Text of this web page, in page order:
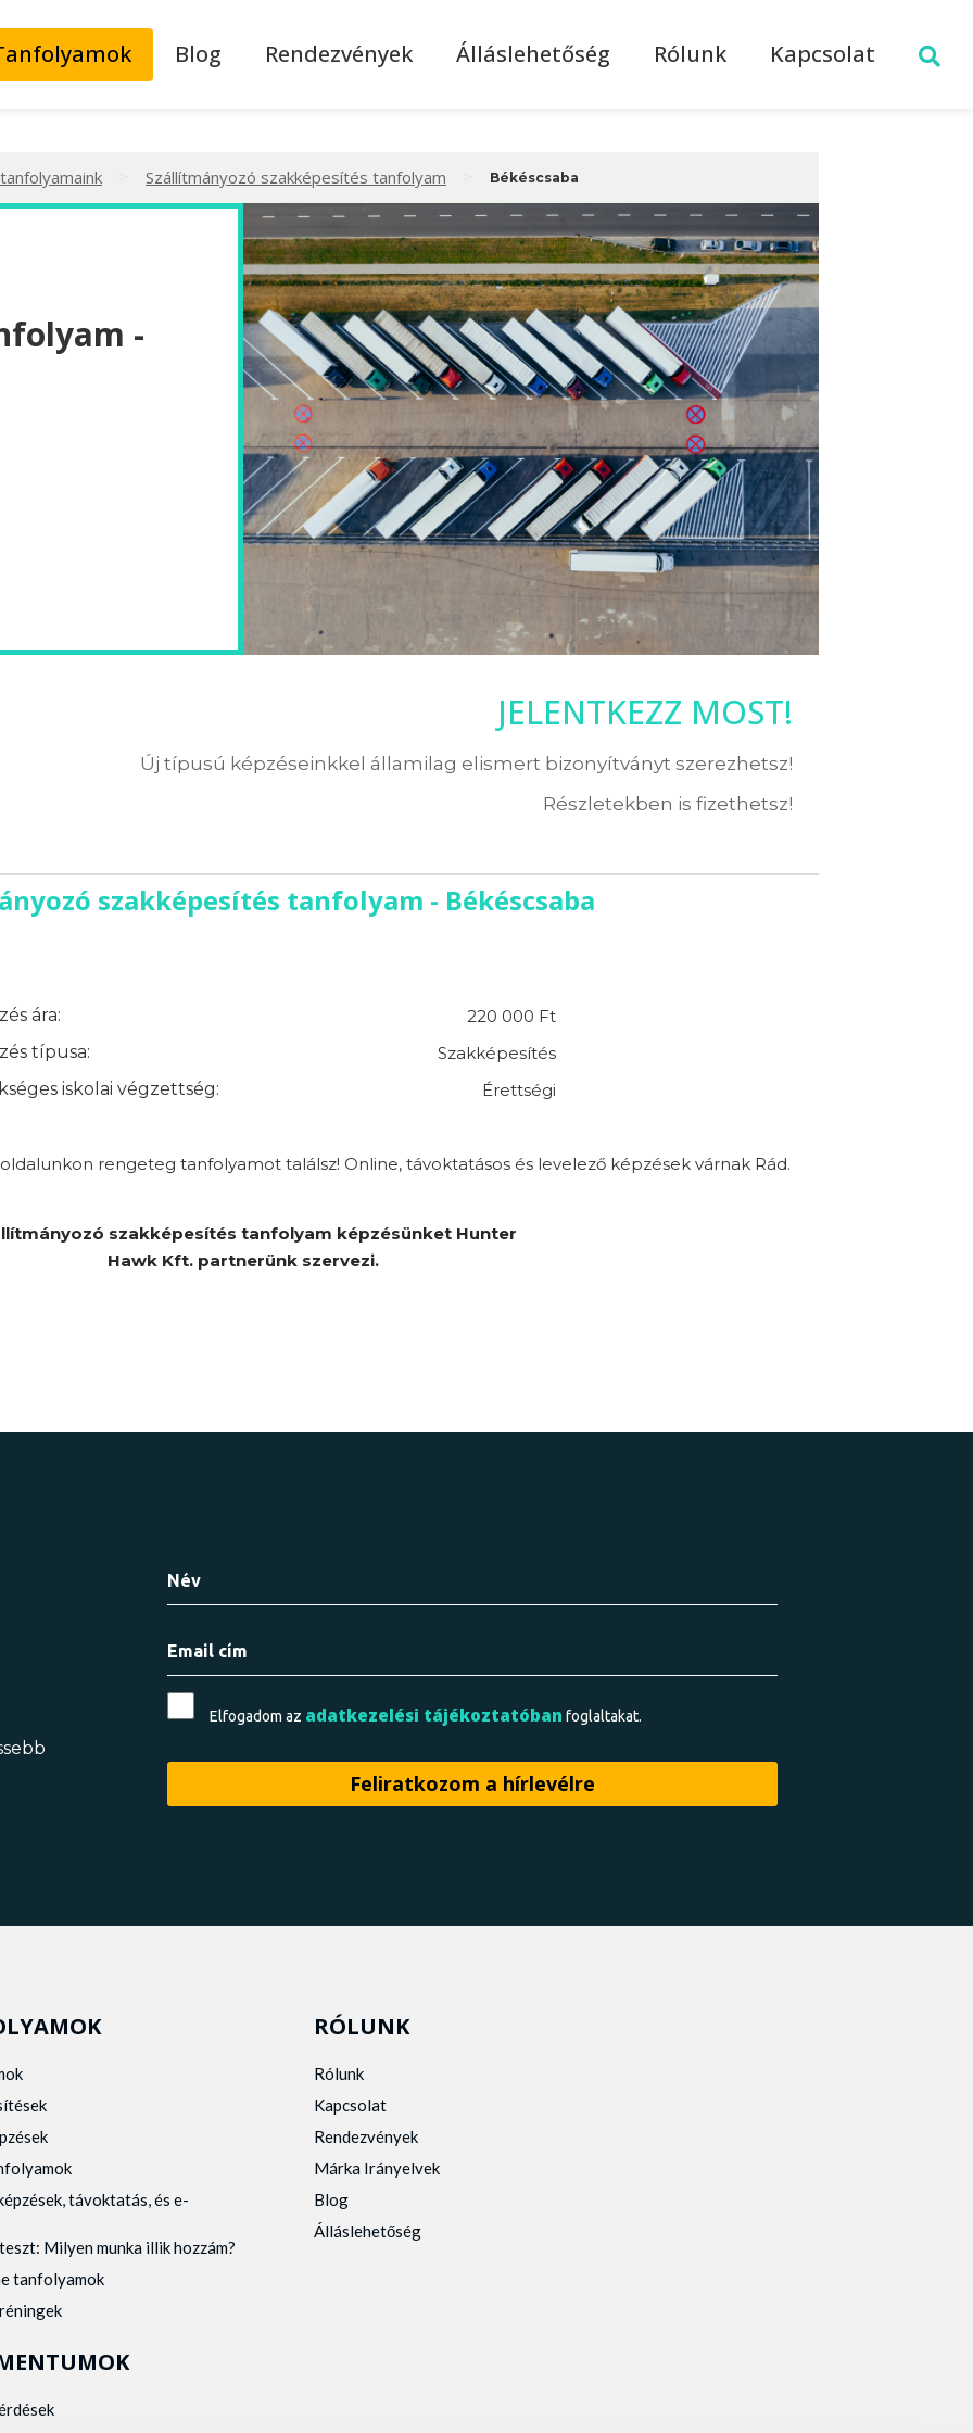
Blog Rendezvények Álláslehetőség Rólunk Kapcsolat
Szállítmányozó szakképesítés tanfolyam Békéscsaba
-
JELENTKEZZ MOST!
Új típusú képzéseinkkel államilag elismert bizonyítványt szerezhetsz!
Részletekben is fizethetsz!
szakképesítés tanfolyam - Békéscsaba
ára:
220 000 Ft
típusa:
Szakképesítés
iskolai végzettség:
Érettségi
rengeteg tanfolyamot találsz! Online, távoktatásos és levelező képzések várnak Rád.
szakképesítés tanfolyam képzésünket Hunter
Hawk Kft. partnerünk szervezi.
Elfogadom az adatkezelési tájékoztatóban foglaltakat.
távoktatás, és e-
Milyen munka illik hozzám?
tanfolyamok
RÓLUNK
Rólunk
Kapcsolat
Rendezvények
Márka Irányelvek
Blog
Álláslehetőség